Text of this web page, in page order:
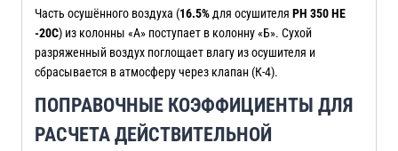
Часть осушённого воздуха (16.5% для осушителя PH 350 HE
-20C) из колонны «А» поступает в колонну «Б». Сухой
разряженный воздух поглощает влагу из осушителя и
сбрасывается в атмосферу через клапан (К-4).
ПОПРАВОЧНЫЕ КОЭФФИЦИЕНТЫ ДЛЯ
РАСЧЕТА ДЕЙСТВИТЕЛЬНОЙ